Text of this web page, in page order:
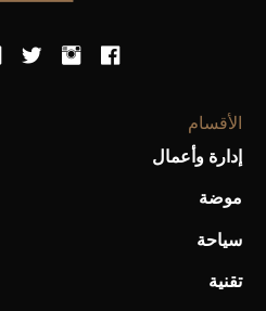
الأقسام
إدارة وأعمال
موضة
سياحة
تقنية